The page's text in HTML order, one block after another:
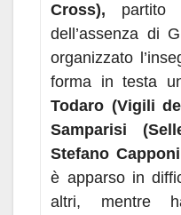
Cross), partito
dell’assenza di
organizzato
forma in testa
Todaro (Vigili
Samparisi
Stefano
è apparso in
altri, mentre